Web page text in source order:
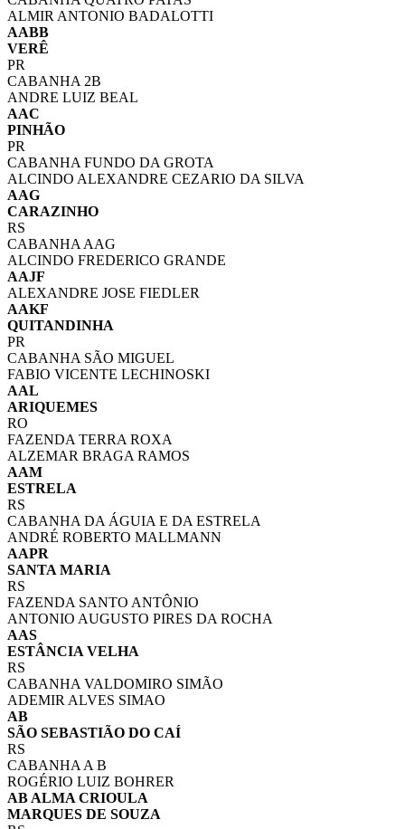
ALMIR ANTONIO BADALOTTI
AABB
VERÊ
PR
CABANHA 2B
ANDRE LUIZ BEAL
AAC
PINHÃO
PR
CABANHA FUNDO DA GROTA
ALCINDO ALEXANDRE CEZARIO DA SILVA
AAG
CARAZINHO
RS
CABANHA AAG
ALCINDO FREDERICO GRANDE
AAJF
ALEXANDRE JOSE FIEDLER
AAKF
QUITANDINHA
PR
CABANHA SÃO MIGUEL
FABIO VICENTE LECHINOSKI
AAL
ARIQUEMES
RO
FAZENDA TERRA ROXA
ALZEMAR BRAGA RAMOS
AAM
ESTRELA
RS
CABANHA DA ÁGUIA E DA ESTRELA
ANDRÉ ROBERTO MALLMANN
AAPR
SANTA MARIA
RS
FAZENDA SANTO ANTÔNIO
ANTONIO AUGUSTO PIRES DA ROCHA
AAS
ESTÂNCIA VELHA
RS
CABANHA VALDOMIRO SIMÃO
ADEMIR ALVES SIMAO
AB
SÃO SEBASTIÃO DO CAÍ
RS
CABANHA A B
ROGÉRIO LUIZ BOHRER
AB ALMA CRIOULA
MARQUES DE SOUZA